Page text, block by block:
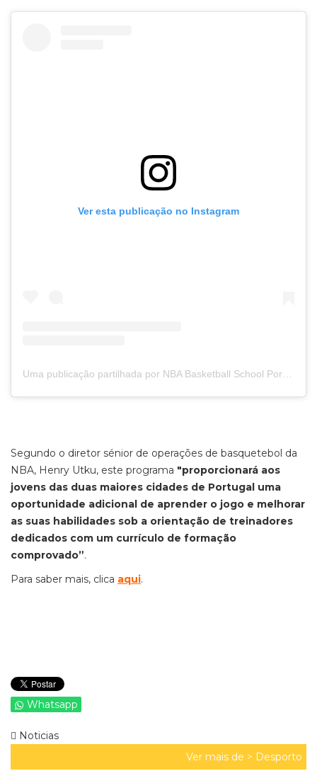
Ver esta publicação no Instagram
Uma publicação partilhada por NBA Basketball School Portugal (@nbabasketballschool_portugal)
Segundo o diretor sénior de operações de basquetebol da
NBA, Henry Utku, este programa "proporcionará aos
jovens das duas maiores cidades de Portugal uma
oportunidade adicional de aprender o jogo e melhorar
as suas habilidades sob a orientação de treinadores
dedicados com um currículo de formação
comprovado”.
Para saber mais, clica aqui.
Whatsapp
Noticias
Ver mais de > Desporto